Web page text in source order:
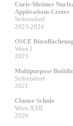
Curie-Meitner
Applications Centre
Seibersdorf
2023-2024
OSCE
Wien I
2023
Multipurpose
Seibersdorf
2021
Cluster Schule
Wien XXII
2020